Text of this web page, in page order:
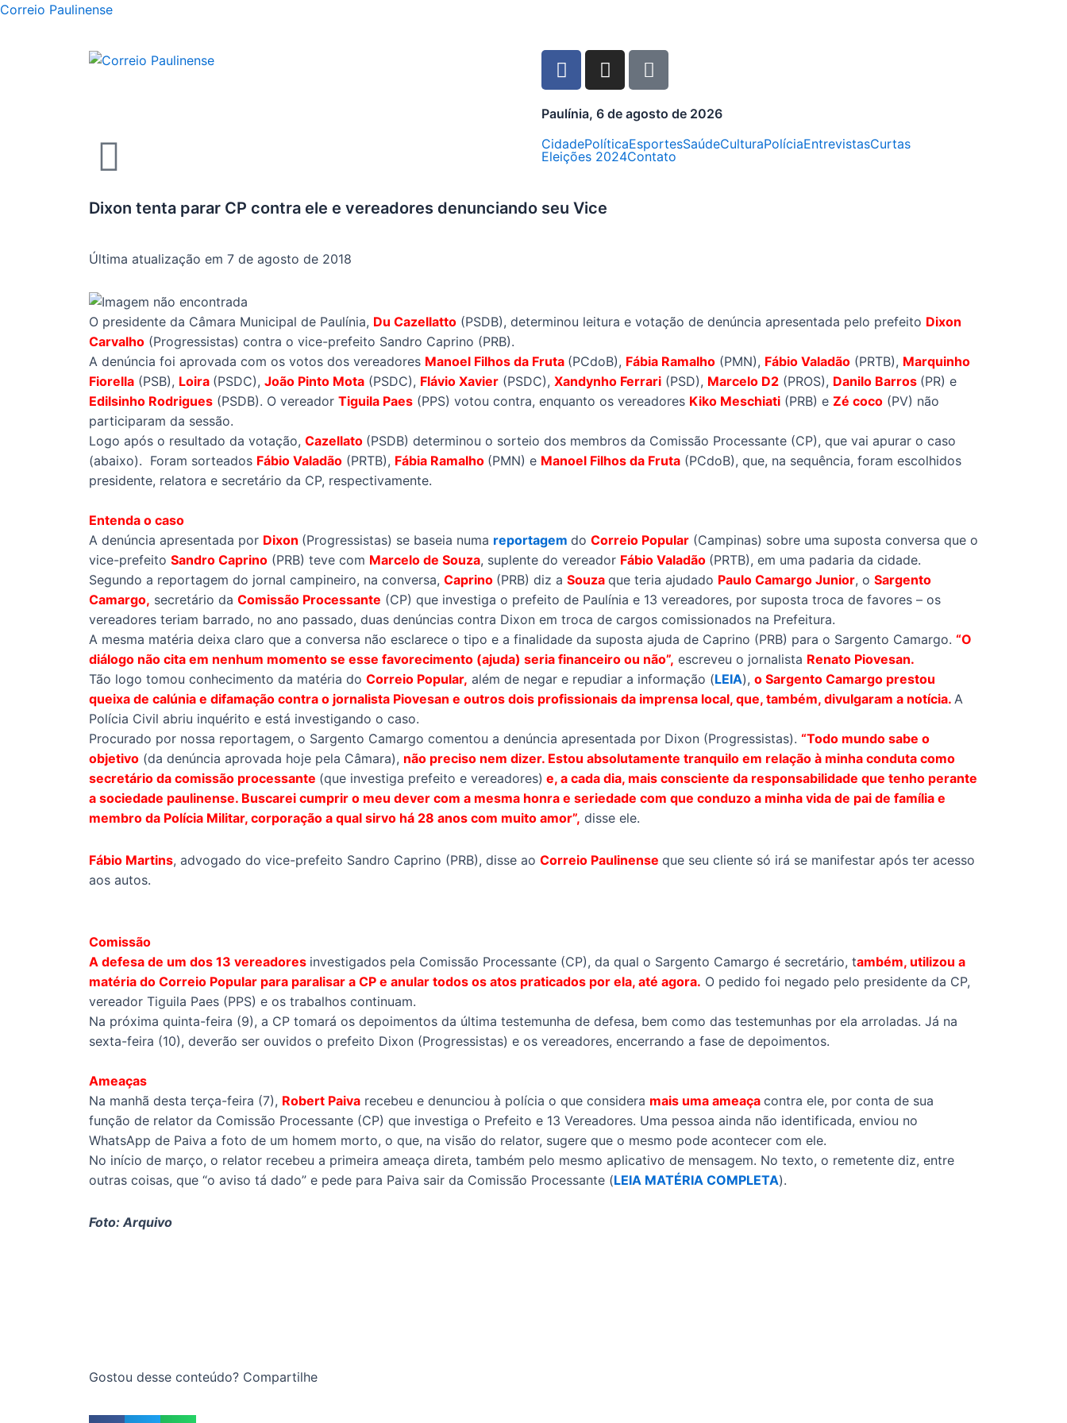
Correio Paulinense
Paulínia, 6 de agosto de 2026
CidadePolíticaEsportesSaúdeCulturaPolíciaEntrevistasCurtas
Eleições 2024Contato
Dixon tenta parar CP contra ele e vereadores denunciando seu Vice
Última atualização em 7 de agosto de 2018
O presidente da Câmara Municipal de Paulínia, Du Cazellatto (PSDB), determinou leitura e votação de denúncia apresentada pelo prefeito Dixon
Carvalho (Progressistas) contra o vice-prefeito Sandro Caprino (PRB).
A denúncia foi aprovada com os votos dos vereadores Manoel Filhos da Fruta (PCdoB), Fábia Ramalho (PMN), Fábio Valadão (PRTB), Marquinho
Fiorella (PSB), Loira (PSDC), João Pinto Mota (PSDC), Flávio Xavier (PSDC), Xandynho Ferrari (PSD), Marcelo D2 (PROS), Danilo Barros (PR) e
Edilsinho Rodrigues (PSDB). O vereador Tiguila Paes (PPS) votou contra, enquanto os vereadores Kiko Meschiati (PRB) e Zé coco (PV) não
participaram da sessão.
Logo após o resultado da votação, Cazellato (PSDB) determinou o sorteio dos membros da Comissão Processante (CP), que vai apurar o caso
(abaixo). Foram sorteados Fábio Valadão (PRTB), Fábia Ramalho (PMN) e Manoel Filhos da Fruta (PCdoB), que, na sequência, foram escolhidos
presidente, relatora e secretário da CP, respectivamente.
Entenda o caso
A denúncia apresentada por Dixon (Progressistas) se baseia numa reportagem do Correio Popular (Campinas) sobre uma suposta conversa que o
vice-prefeito Sandro Caprino (PRB) teve com Marcelo de Souza, suplente do vereador Fábio Valadão (PRTB), em uma padaria da cidade.
Segundo a reportagem do jornal campineiro, na conversa, Caprino (PRB) diz a Souza que teria ajudado Paulo Camargo Junior, o Sargento
Camargo, secretário da Comissão Processante (CP) que investiga o prefeito de Paulínia e 13 vereadores, por suposta troca de favores – os
vereadores teriam barrado, no ano passado, duas denúncias contra Dixon em troca de cargos comissionados na Prefeitura.
A mesma matéria deixa claro que a conversa não esclarece o tipo e a finalidade da suposta ajuda de Caprino (PRB) para o Sargento Camargo. “O
diálogo não cita em nenhum momento se esse favorecimento (ajuda) seria financeiro ou não”, escreveu o jornalista Renato Piovesan.
Tão logo tomou conhecimento da matéria do Correio Popular, além de negar e repudiar a informação (LEIA), o Sargento Camargo prestou
queixa de calúnia e difamação contra o jornalista Piovesan e outros dois profissionais da imprensa local, que, também, divulgaram a notícia. A
Polícia Civil abriu inquérito e está investigando o caso.
Procurado por nossa reportagem, o Sargento Camargo comentou a denúncia apresentada por Dixon (Progressistas). “Todo mundo sabe o
objetivo (da denúncia aprovada hoje pela Câmara), não preciso nem dizer. Estou absolutamente tranquilo em relação à minha conduta como
secretário da comissão processante (que investiga prefeito e vereadores) e, a cada dia, mais consciente da responsabilidade que tenho perante
a sociedade paulinense. Buscarei cumprir o meu dever com a mesma honra e seriedade com que conduzo a minha vida de pai de família e
membro da Polícia Militar, corporação a qual sirvo há 28 anos com muito amor”, disse ele.
Fábio Martins, advogado do vice-prefeito Sandro Caprino (PRB), disse ao Correio Paulinense que seu cliente só irá se manifestar após ter acesso
aos autos.
Comissão
A defesa de um dos 13 vereadores investigados pela Comissão Processante (CP), da qual o Sargento Camargo é secretário, também, utilizou a
matéria do Correio Popular para paralisar a CP e anular todos os atos praticados por ela, até agora. O pedido foi negado pelo presidente da CP,
vereador Tiguila Paes (PPS) e os trabalhos continuam.
Na próxima quinta-feira (9), a CP tomará os depoimentos da última testemunha de defesa, bem como das testemunhas por ela arroladas. Já na
sexta-feira (10), deverão ser ouvidos o prefeito Dixon (Progressistas) e os vereadores, encerrando a fase de depoimentos.
Ameaças
Na manhã desta terça-feira (7), Robert Paiva recebeu e denunciou à polícia o que considera mais uma ameaça contra ele, por conta de sua
função de relator da Comissão Processante (CP) que investiga o Prefeito e 13 Vereadores. Uma pessoa ainda não identificada, enviou no
WhatsApp de Paiva a foto de um homem morto, o que, na visão do relator, sugere que o mesmo pode acontecer com ele.
No início de março, o relator recebeu a primeira ameaça direta, também pelo mesmo aplicativo de mensagem. No texto, o remetente diz, entre
outras coisas, que “o aviso tá dado” e pede para Paiva sair da Comissão Processante (LEIA MATÉRIA COMPLETA).
Foto: Arquivo
Gostou desse conteúdo? Compartilhe